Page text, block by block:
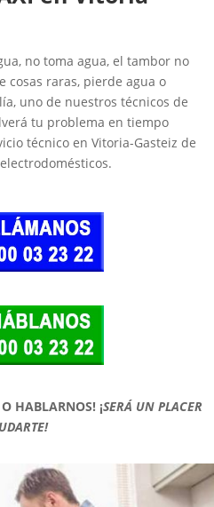
no toma agua, el tambor no
cosas raras, pierde agua o
uno de nuestros técnicos de
tu problema en tiempo
técnico en Vitoria-Gasteiz de
HABLARNOS! ¡SERÁ UN PLACER